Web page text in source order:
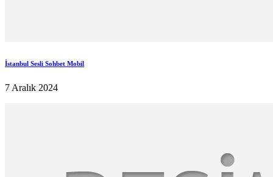
İstanbul Sesli Sohbet Mobil
7 Aralık 2024